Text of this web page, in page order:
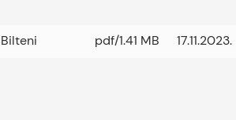
Bilteni pdf/1.41 MB
17.11.2023.